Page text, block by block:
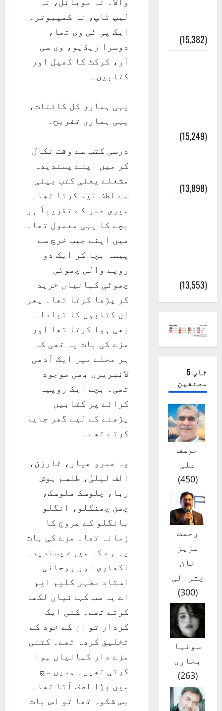
لیپ ٹاپ، نہ کمپیوٹر۔
ایک پی ٹی وی تھا،
دوسرا ریڈیو، وی سی
آر، کرکٹ کا کھیل اور
کتابیں۔
یہی ہماری کل کائنات،
یہی ہماری تفریح۔
درسی کتب سے وقت نکال
کر میں اپنے پسندیدہ
مشغلے یعنی کتب بینی
سے لطف لیا کرتا تھا۔
میری عمر کے تقریباً ہر
بچے کا یہی معمول تھا۔
میں اپنے جیب خرچ سے
پیسہ بچا کر ایک دو
روپے والی چھوٹی
چھوٹی کہانیاں خرید
کر پڑھا کرتا تھا۔ پھر
ان کتابوں کا تبادلہ
بھی ہوا کرتا تھا اور
مزے کی بات یہ تھی کہ
ہر محلے میں ایک آدھی
لائبریری بھی موجود
تھی۔ بچے ایک روپیہ
کرائے پر کتابیں
پڑھنے کے لیے گھر جایا
کرتے تھے۔
وہ عمرو عیار، ٹارزن،
الف لیلیٰ، طلسم ہوش
ربا، چلوسک ملوسک،
چھن چھنگلو، انگلو
بانگلو کے عروج کا
زمانہ تھا۔ مزے کی بات
یہ ہے کہ میرے پسندیدہ
لکھاری اور روحانی
استاد مظہر کلیم ایم
اے یہ سب کہانیاں لکھا
کرتے تھے۔ کئی ایک
کردار تو ان کے خود کے
تخلیق کردہ تھے۔ کتنی
مزے دار کہانیاں ہوا
کرتی تھیں۔ ہمیں سچ
میں بڑا لطف آتا تھا۔
بس شکوہ تھا تو اس بات
(15,382)
(15,249)
(13,898)
(13,553)
ٹاپ 5
مصنفین
جوسف
علی
(
450
)
رحمت
عزیز
خان
چترالی
(
300
)
سونیا
بخاری
(
263
)